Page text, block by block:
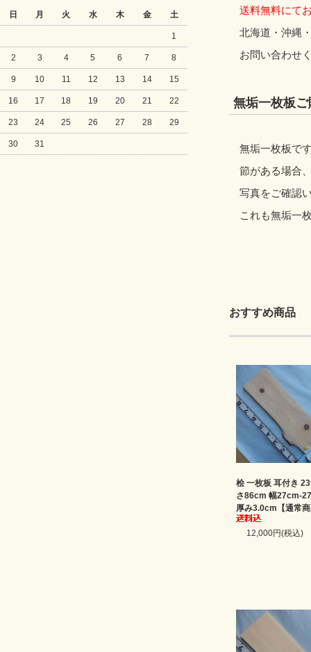
日 月 火 水 木 金 土
1
2 3 4 5 6 7 8
9 10 11 12 13 14 15
16 17 18 19 20 21 22
23 24 25 26 27 28 29
30 31
送料無料にて
北海道・沖縄
お問い合わせ
無垢一枚板
無垢一枚板で
節がある場合
写真をご確認
これも無垢一
おすすめ商品
桧 一枚板 耳付き
さ86cm 幅27cm-
厚み3.0cm【通常
12,000円(税込)